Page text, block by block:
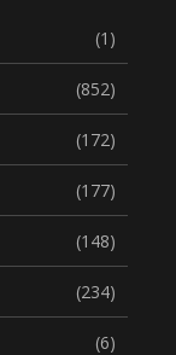
(1)
(852)
(172)
(177)
(148)
(234)
(6)